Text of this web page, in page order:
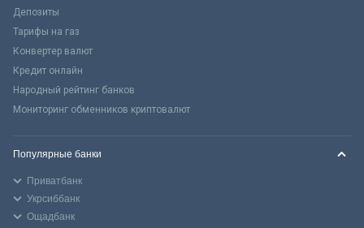
Депозиты
Тарифы на газ
Конвертер валют
Кредит онлайн
Народный рейтинг банков
Мониторинг обменников криптовалют
Популярные банки
Приватбанк
Укрсиббанк
Ощадбанк